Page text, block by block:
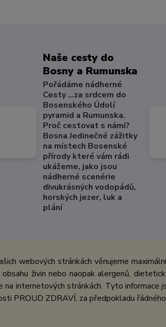
Naše cesty do
Bosny a Rumunska
Pořádáme nádherné
Cesty ...za srdcem do
Bosenského Údolí
pyramid a Rumunska.
Proč cestovat s námi?
Bosna Jedinečné zážitky
na místech Bosenské
přírody které vám rádi
ukážeme, jako jsou
nádherné scenérie
divukrásných vodopádů,
horských jezer, luk a
plání
webových stránkách věnujeme
živin nebo naopak alergenů,
internetových stránkách. Tyto
PROUD ZDRAVÍ, za předpokladu